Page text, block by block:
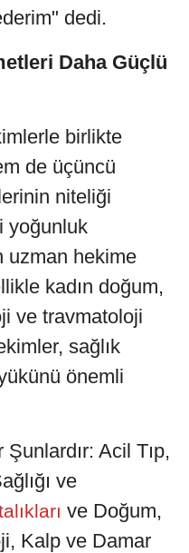
dedi.
Daha Güçlü
birlikte
de üçüncü
niteliği
yoğunluk
uzman hekime
kadın doğum,
ve travmatoloji
sağlık
önemli
Acil Tıp,
ve
ve Doğum,
Kalp ve Damar